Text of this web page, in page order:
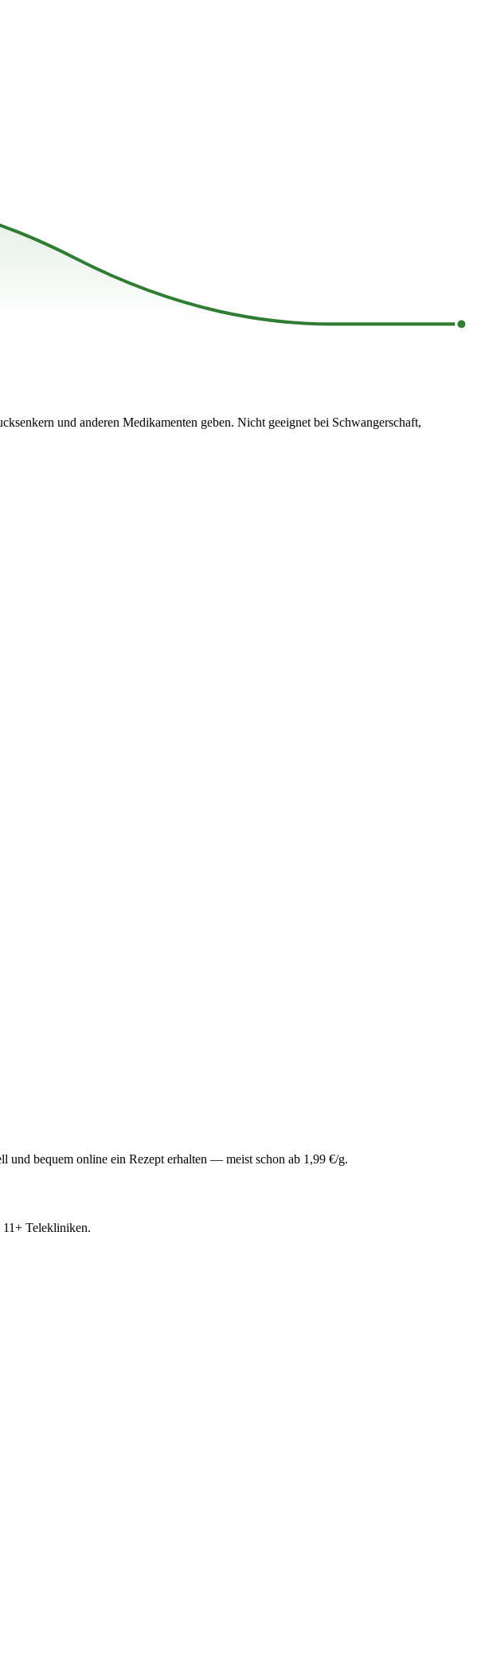
und anderen Medikamenten geben. Nicht geeignet bei Schwangerschaft,
und bequem online ein Rezept erhalten — meist schon ab 1,99 €/g.
11+ Telekliniken.